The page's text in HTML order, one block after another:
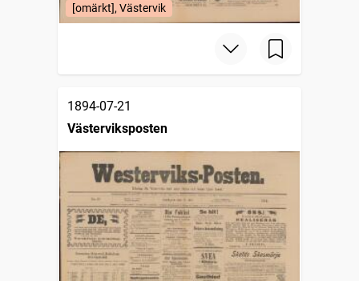
[omärkt], Västervik
1894-07-21
Västerviksposten